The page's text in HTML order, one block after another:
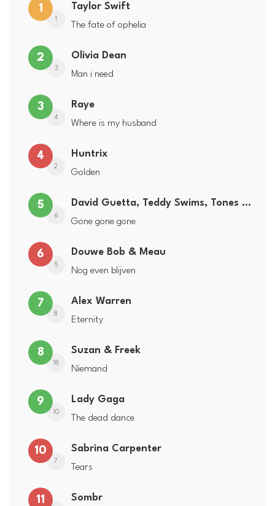
1
1
Taylor Swift
The fate of ophelia
2
3
Olivia Dean
Man i need
3
4
Raye
Where is my husband
4
2
Huntrix
Golden
5
6
David Guetta, Teddy Swims, Tones and I
Gone gone gone
6
5
Douwe Bob & Meau
Nog even blijven
7
8
Alex Warren
Eternity
8
18
Suzan & Freek
Niemand
9
10
Lady Gaga
The dead dance
10
7
Sabrina Carpenter
Tears
11 Sombr